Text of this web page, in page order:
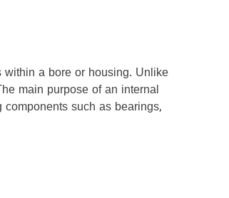
a bore or housing. Unlike
main purpose of an internal
such as bearings,